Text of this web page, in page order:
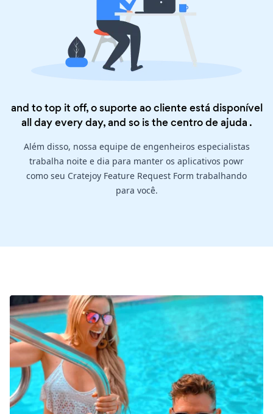
and to top it off, o suporte ao cliente está disponível
all day every day, and so is thecentro de ajuda .
Além disso, nossa equipe de engenheiros especialistas
trabalha noite e dia para manter os aplicativos powr
como seu Cratejoy Feature Request Form trabalhando
para você.